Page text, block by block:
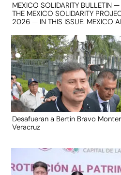
MEXICO SOLIDARITY BULLETIN
THE MEXICO SOLIDARITY
2026 — IN THIS ISSUE: MEXICO
Desafueran a Bertín Bravo
Veracruz